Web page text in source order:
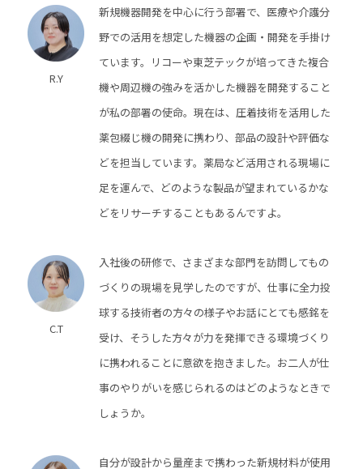
R.Y
新規機器開発を中心に行う部署で、医療や介護分
野での活用を想定した機器の企画・開発を手掛け
ています。リコーや東芝テックが培ってきた複合
機や周辺機の強みを活かした機器を開発すること
が私の部署の使命。現在は、圧着技術を活用した
薬包綴じ機の開発に携わり、部品の設計や評価な
どを担当しています。薬局など活用される現場に
足を運んで、どのような製品が望まれているかな
どをリサーチすることもあるんですよ。
C.T
入社後の研修で、さまざまな部門を訪問してもの
づくりの現場を見学したのですが、仕事に全力投
球する技術者の方々の様子やお話にとても感銘を
受け、そうした方々が力を発揮できる環境づくり
に携われることに意欲を抱きました。お二人が仕
事のやりがいを感じられるのはどのようなときで
しょうか。
自分が設計から量産まで携わった新規材料が使用